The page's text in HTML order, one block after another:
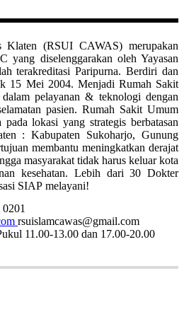
Klaten (RSUI CAWAS) merupakan
yang diselenggarakan oleh Yayasan
terakreditasi Paripurna. Berdiri dan
15 Mei 2004. Menjadi Rumah Sakit
pelayanan & teknologi dengan
pasien. Rumah Sakit Umum
lokasi yang strategis berbatasan
: Kabupaten Sukoharjo, Gunung
membantu meningkatkan derajat
masyarakat tidak harus keluar kota
kesehatan. Lebih dari 30 Dokter
SIAP melayani!
rsuislamcawas@gmail.com
11.00-13.00 dan 17.00-20.00